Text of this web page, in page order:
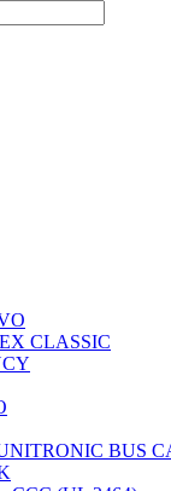
CLASSIC
BUS